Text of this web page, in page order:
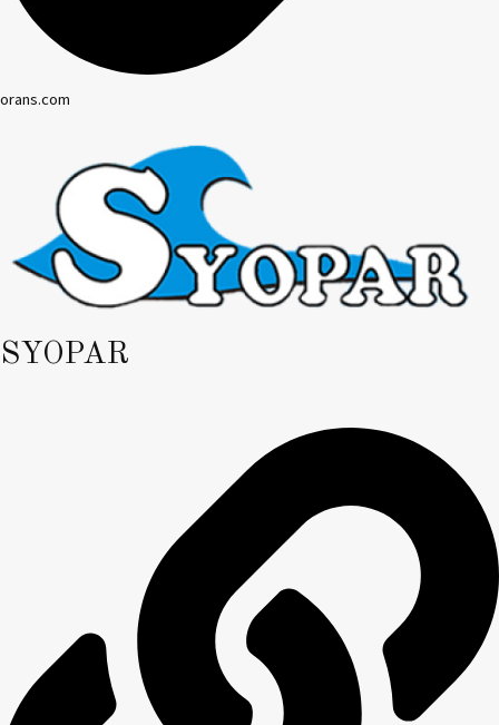
orans.com
SYOPAR